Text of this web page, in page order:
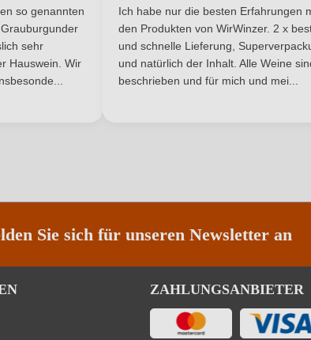
Nährwertangaben
Trauben, Konservierungsstoffe (Sulfite). Enthält
von 5 von 5 Sternen
so genannten
sehr
Hauswein. Wir
Durchschnittliche Bewertung von
Ich habe nur die besten Erfahrungen
den Produkten von WirWinzer. 2 x
und schnelle Lieferung,
und natürlich der Inhalt. Alle Weine
beschrieben und für mich und mei...
Sie sich für unseren Newsletter an
ZAHLUNGSANBIETER